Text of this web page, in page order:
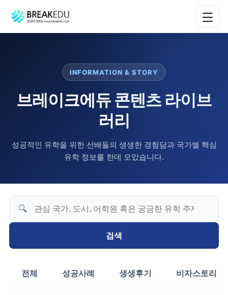
INFORMATION & STORY
브레이크에듀 콘텐츠 라이브
러리
성공적인 유학을 위한 선배들의 생생한 경험담과 국가별 핵심
유학 정보를 한데 모았습니다.
🔍
검색
전체 성공사례 생생후기 비자스토리